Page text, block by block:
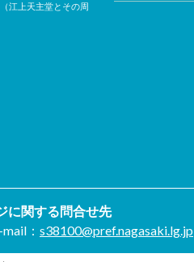
江上天主堂とその周
に関する問合せ先
mail： s38100@pref.nagasaki.lg.jp